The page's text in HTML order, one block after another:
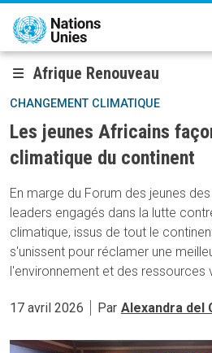
Aller au contenu principal
Afrique Renouveau
CHANGEMENT CLIMATIQUE
Les jeunes Africains
climatique du continent
En marge du Forum des jeunes
leaders engagés dans la lutte
climatique, issus de tout le
s'unissent pour réclamer une
l'environnement et des ressources
17 avril 2026 Par Alexandra del